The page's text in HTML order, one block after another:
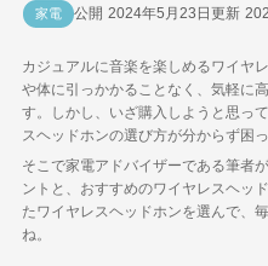
家電 2024年5月23日
カジュアルに音楽を楽しめるワイヤ
や体に引っかかることなく、気軽に
す。しかし、いざ購入しようと思っ
スヘッドホンの選び方が分からず困
そこで家電アドバイザーである筆者
ントと、おすすめのワイヤレスヘッ
たワイヤレスヘッドホンを選んで、
ね。